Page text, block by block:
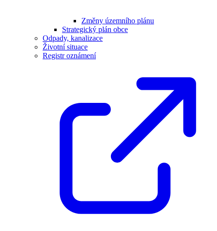
Změny územního plánu
Strategický plán obce
Odpady, kanalizace
Životní situace
Registr oznámení